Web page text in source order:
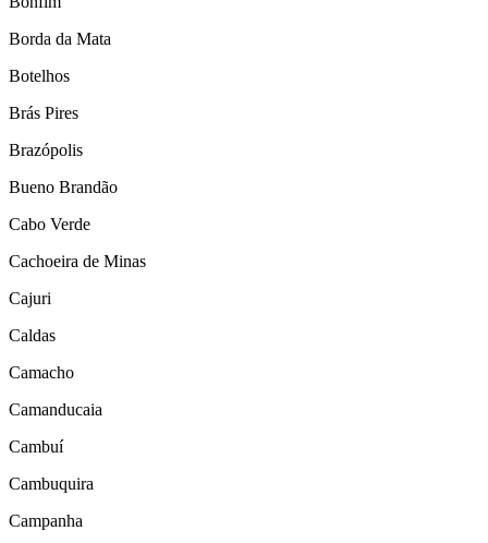
Borda da Mata
Botelhos
Brás Pires
Brazópolis
Bueno Brandão
Cabo Verde
Cachoeira de Minas
Cajuri
Caldas
Camacho
Camanducaia
Cambuí
Cambuquira
Campanha